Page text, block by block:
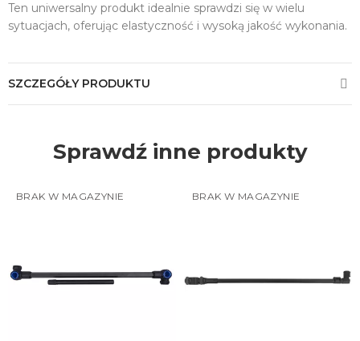
Ten uniwersalny produkt idealnie sprawdzi się w wielu
sytuacjach, oferując elastyczność i wysoką jakość wykonania.
SZCZEGÓŁY PRODUKTU
Sprawdź inne produkty
BRAK W MAGAZYNIE BRAK W MAGAZYNIE